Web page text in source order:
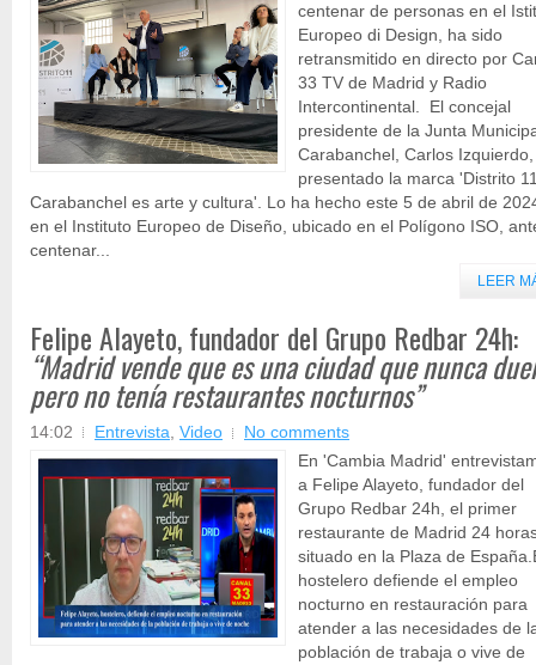
centenar de personas en el
Europeo di Design, ha sido
retransmitido en directo por
33 TV de Madrid y Radio
Intercontinental. El concejal
presidente de la Junta
Carabanchel, Carlos
presentado la marca 'Distrito
Carabanchel es arte y cultura'. Lo ha hecho este 5 de abril de
en el Instituto Europeo de Diseño, ubicado en el Polígono ISO,
centenar...
LEER
Felipe Alayeto, fundador del Grupo Redbar 24h:
“Madrid vende que es una ciudad que nunca
pero no tenía restaurantes nocturnos”
14:02 Entrevista, Video
No comments
En 'Cambia Madrid'
a Felipe Alayeto, fundador del
Grupo Redbar 24h, el primer
restaurante de Madrid 24
situado en la Plaza de
hostelero defiende el empleo
nocturno en restauración para
atender a las necesidades de
población de trabaja o vive de